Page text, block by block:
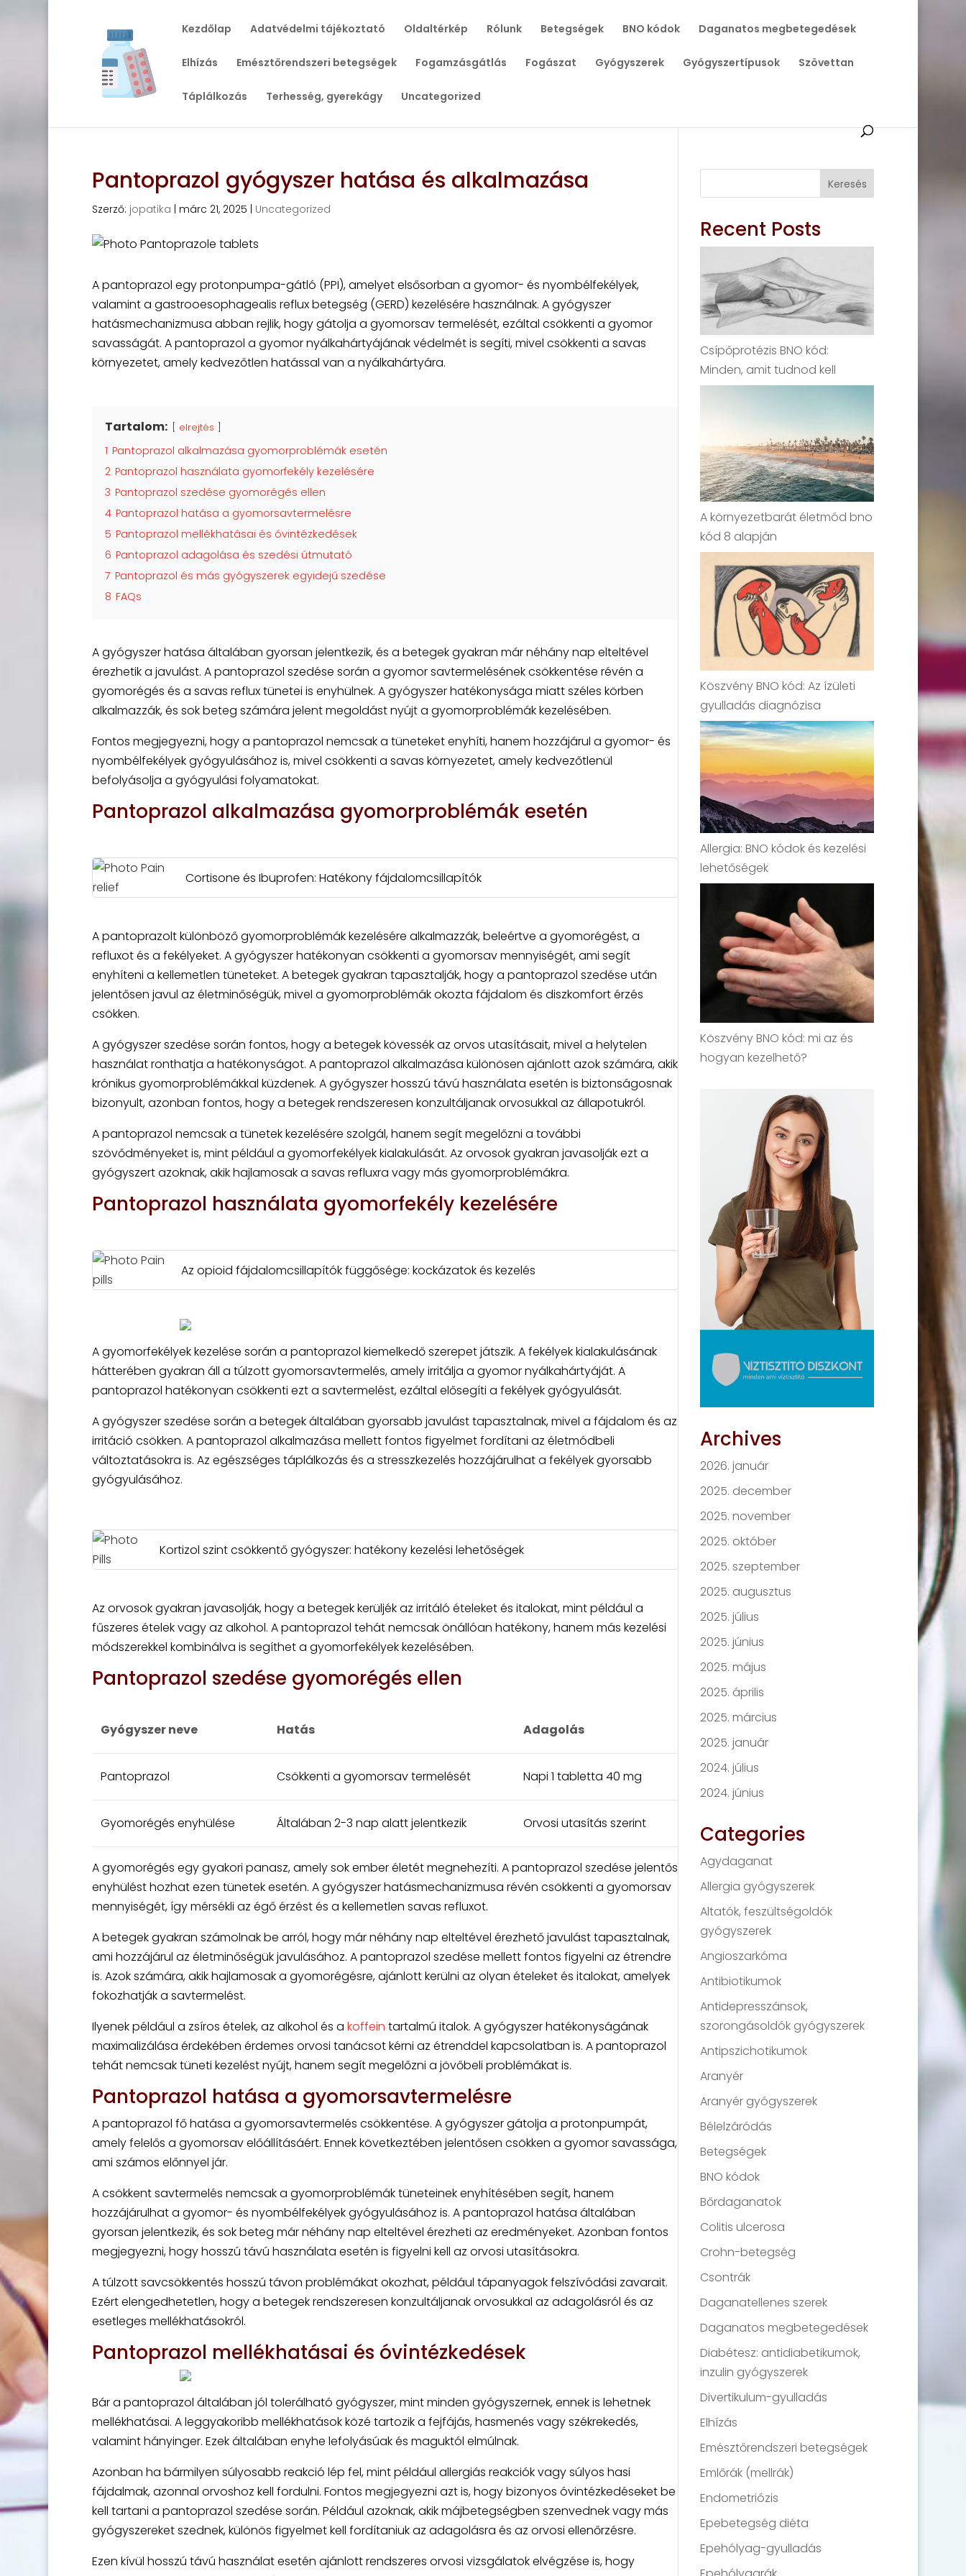
Kezdőlap Adatvédelmi tájékoztató Oldaltérkép Rólunk Betegségek BNO kódok Daganatos megbetegedések
Elhízás Emésztőrendszeri betegségek Fogamzásgátlás Fogászat Gyógyszerek Gyógyszertípusok Szövettan
Táplálkozás Terhesség, gyerekágy Uncategorized
Pantoprazol gyógyszer hatása és alkalmazása
Szerző: jopatika márc 21, 2025 Uncategorized
A pantoprazol egy protonpumpa-gátló (PPI), amelyet elsősorban a gyomor- és nyombélfekélyek,
valamint a gastrooesophagealis reflux betegség (GERD) kezelésére használnak. A gyógyszer
hatásmechanizmusa abban rejlik, hogy gátolja a gyomorsav termelését, ezáltal csökkenti a gyomor
savasságát. A pantoprazol a gyomor nyálkahártyájának védelmét is segíti, mivel csökkenti a savas
környezetet, amely kedvezőtlen hatással van a nyálkahártyára.
Tartalom: elrejtés
1 Pantoprazol alkalmazása gyomorproblémák esetén
2 Pantoprazol használata gyomorfekély kezelésére
3 Pantoprazol szedése gyomorégés ellen
4 Pantoprazol hatása a gyomorsavtermelésre
5 Pantoprazol mellékhatásai és óvintézkedések
6 Pantoprazol adagolása és szedési útmutató
7 Pantoprazol és más gyógyszerek egyidejű szedése
8 FAQs
A gyógyszer hatása általában gyorsan jelentkezik, és a betegek gyakran már néhány nap elteltével
érezhetik a javulást. A pantoprazol szedése során a gyomor savtermelésének csökkentése révén a
gyomorégés és a savas reflux tünetei is enyhülnek. A gyógyszer hatékonysága miatt széles körben
alkalmazzák, és sok beteg számára jelent megoldást nyújt a gyomorproblémák kezelésében.
Fontos megjegyezni, hogy a pantoprazol nemcsak a tüneteket enyhíti, hanem hozzájárul a gyomor- és
nyombélfekélyek gyógyulásához is, mivel csökkenti a savas környezetet, amely kedvezőtlenül
befolyásolja a gyógyulási folyamatokat.
Pantoprazol alkalmazása gyomorproblémák esetén
Cortisone és Ibuprofen: Hatékony fájdalomcsillapítók
A pantoprazolt különböző gyomorproblémák kezelésére alkalmazzák, beleértve a gyomorégést, a
refluxot és a fekélyeket. A gyógyszer hatékonyan csökkenti a gyomorsav mennyiségét, ami segít
enyhíteni a kellemetlen tüneteket. A betegek gyakran tapasztalják, hogy a pantoprazol szedése után
jelentősen javul az életminőségük, mivel a gyomorproblémák okozta fájdalom és diszkomfort érzés
csökken.
A gyógyszer szedése során fontos, hogy a betegek kövessék az orvos utasításait, mivel a helytelen
használat ronthatja a hatékonyságot. A pantoprazol alkalmazása különösen ajánlott azok számára, akik
krónikus gyomorproblémákkal küzdenek. A gyógyszer hosszú távú használata esetén is biztonságosnak
bizonyult, azonban fontos, hogy a betegek rendszeresen konzultáljanak orvosukkal az állapotukról.
A pantoprazol nemcsak a tünetek kezelésére szolgál, hanem segít megelőzni a további
szövődményeket is, mint például a gyomorfekélyek kialakulását. Az orvosok gyakran javasolják ezt a
gyógyszert azoknak, akik hajlamosak a savas refluxra vagy más gyomorproblémákra.
Pantoprazol használata gyomorfekély kezelésére
Az opioid fájdalomcsillapítók függősége: kockázatok és kezelés
A gyomorfekélyek kezelése során a pantoprazol kiemelkedő szerepet játszik. A fekélyek kialakulásának
hátterében gyakran áll a túlzott gyomorsavtermelés, amely irritálja a gyomor nyálkahártyáját. A
pantoprazol hatékonyan csökkenti ezt a savtermelést, ezáltal elősegíti a fekélyek gyógyulását.
A gyógyszer szedése során a betegek általában gyorsabb javulást tapasztalnak, mivel a fájdalom és az
irritáció csökken. A pantoprazol alkalmazása mellett fontos figyelmet fordítani az életmódbeli
változtatásokra is. Az egészséges táplálkozás és a stresszkezelés hozzájárulhat a fekélyek gyorsabb
gyógyulásához.
Kortizol szint csökkentő gyógyszer: hatékony kezelési lehetőségek
Az orvosok gyakran javasolják, hogy a betegek kerüljék az irritáló ételeket és italokat, mint például a
fűszeres ételek vagy az alkohol. A pantoprazol tehát nemcsak önállóan hatékony, hanem más kezelési
módszerekkel kombinálva is segíthet a gyomorfekélyek kezelésében.
Pantoprazol szedése gyomorégés ellen
Gyógyszer neve Hatás Adagolás
Pantoprazol Csökkenti a gyomorsav termelését Napi 1 tabletta 40 mg
Gyomorégés enyhülése Általában 2-3 nap alatt jelentkezik Orvosi utasítás szerint
A gyomorégés egy gyakori panasz, amely sok ember életét megnehezíti. A pantoprazol szedése jelentős
enyhülést hozhat ezen tünetek esetén. A gyógyszer hatásmechanizmusa révén csökkenti a gyomorsav
mennyiségét, így mérsékli az égő érzést és a kellemetlen savas refluxot.
A betegek gyakran számolnak be arról, hogy már néhány nap elteltével érezhető javulást tapasztalnak,
ami hozzájárul az életminőségük javulásához. A pantoprazol szedése mellett fontos figyelni az étrendre
is. Azok számára, akik hajlamosak a gyomorégésre, ajánlott kerülni az olyan ételeket és italokat, amelyek
fokozhatják a savtermelést.
Ilyenek például a zsíros ételek, az alkohol és a koffein tartalmú italok. A gyógyszer hatékonyságának
maximalizálása érdekében érdemes orvosi tanácsot kérni az étrenddel kapcsolatban is. A pantoprazol
tehát nemcsak tüneti kezelést nyújt, hanem segít megelőzni a jövőbeli problémákat is.
Pantoprazol hatása a gyomorsavtermelésre
A pantoprazol fő hatása a gyomorsavtermelés csökkentése. A gyógyszer gátolja a protonpumpát,
amely felelős a gyomorsav előállításáért. Ennek következtében jelentősen csökken a gyomor savassága,
ami számos előnnyel jár.
A csökkent savtermelés nemcsak a gyomorproblémák tüneteinek enyhítésében segít, hanem
hozzájárulhat a gyomor- és nyombélfekélyek gyógyulásához is. A pantoprazol hatása általában
gyorsan jelentkezik, és sok beteg már néhány nap elteltével érezheti az eredményeket. Azonban fontos
megjegyezni, hogy hosszú távú használata esetén is figyelni kell az orvosi utasításokra.
A túlzott savcsökkentés hosszú távon problémákat okozhat, például tápanyagok felszívódási zavarait.
Ezért elengedhetetlen, hogy a betegek rendszeresen konzultáljanak orvosukkal az adagolásról és az
esetleges mellékhatásokról.
Pantoprazol mellékhatásai és óvintézkedések
Bár a pantoprazol általában jól tolerálható gyógyszer, mint minden gyógyszernek, ennek is lehetnek
mellékhatásai. A leggyakoribb mellékhatások közé tartozik a fejfájás, hasmenés vagy székrekedés,
valamint hányinger. Ezek általában enyhe lefolyásúak és maguktól elmúlnak.
Azonban ha bármilyen súlyosabb reakció lép fel, mint például allergiás reakciók vagy súlyos hasi
fájdalmak, azonnal orvoshoz kell fordulni. Fontos megjegyezni azt is, hogy bizonyos óvintézkedéseket be
kell tartani a pantoprazol szedése során. Például azoknak, akik májbetegségben szenvednek vagy más
gyógyszereket szednek, különös figyelmet kell fordítaniuk az adagolásra és az orvosi ellenőrzésre.
Ezen kívül hosszú távú használat esetén ajánlott rendszeres orvosi vizsgálatok elvégzése is, hogy
Keresés
Recent Posts
Csípőprotézis BNO kód:
Minden, amit tudnod kell
A környezetbarát életmód bno
kód 8 alapján
Köszvény BNO kód: Az ízületi
gyulladás diagnózisa
Allergia: BNO kódok és kezelési
lehetőségek
Köszvény BNO kód: mi az és
hogyan kezelhető?
Archives
2026. január
2025. december
2025. november
2025. október
2025. szeptember
2025. augusztus
2025. július
2025. június
2025. május
2025. április
2025. március
2025. január
2024. július
2024. június
Categories
Agydaganat
Allergia gyógyszerek
Altatók, feszültségoldók
gyógyszerek
Angioszarkóma
Antibiotikumok
Antidepresszánsok,
szorongásoldók gyógyszerek
Antipszichotikumok
Aranyér
Aranyér gyógyszerek
Bélelzáródás
Betegségek
BNO kódok
Bőrdaganatok
Colitis ulcerosa
Crohn-betegség
Csontrák
Daganatellenes szerek
Daganatos megbetegedések
Diabétesz: antidiabetikumok,
inzulin gyógyszerek
Divertikulum-gyulladás
Elhízás
Emésztőrendszeri betegségek
Emlőrák (mellrák)
Endometriózis
Epebetegség diéta
Epehólyag-gyulladás